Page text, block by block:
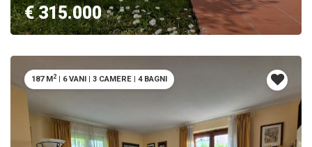
€ 315.000
187 M2 | 6 VANI | 3 CAMERE | 4 BAGNI